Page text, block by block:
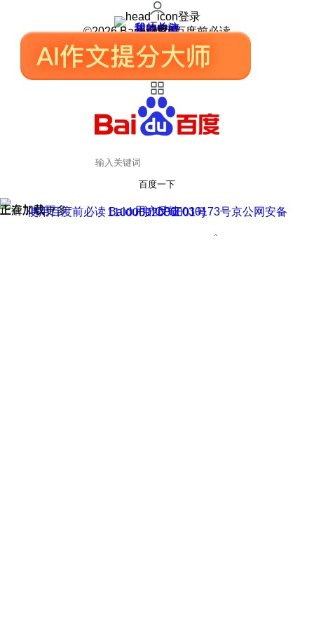
登录
我的关注
我的收藏
皮肤中心
用户反馈
设置
©2026 Baidu 使用百度前必读
百度一下
正在加载
上滑加载更多 用户反馈
使用百度前必读 Baidu 京ICP证030173号
京公网安备11000002000001号